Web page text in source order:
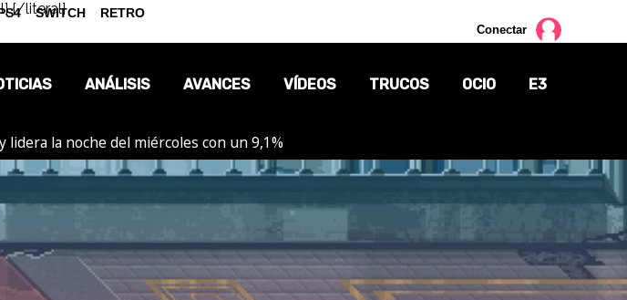
{/literal}
Conectar
ANÁLISIS AVANCES VÍDEOS TRUCOS OCIO
MANGA
E3
lidera la noche del miércoles con un 9,1%
SWITCH RETRO